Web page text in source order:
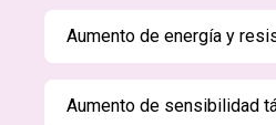
Aumento de energía y
Aumento de sensibilidad